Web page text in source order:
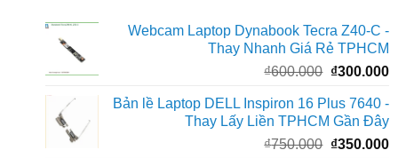
Webcam Laptop Dynabook Tecra Z40-C -
Thay Nhanh Giá Rẻ TPHCM
₫600.000 Giá
là:
₫600.000.
₫300.000
Bản lề Laptop DELL Inspiron 16 Plus 7640 -
Thay Lấy Liền TPHCM Gần Đây
₫750.000 Giá
₫350.000